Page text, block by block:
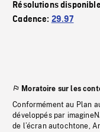
Résolutions
Cadence: 29.97
Moratoire sur les
Conformément au Plan
développés par
de l’écran autochtone,